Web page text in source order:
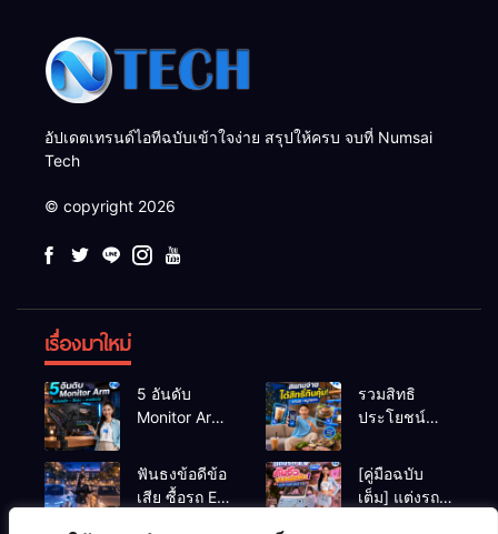
อัปเดตเทรนด์ไอทีฉบับเข้าใจง่าย สรุปให้ครบ จบที่ Numsai
Tech
© copyright 2026
เรื่องมาใหม่
5 อันดับ
Monitor Arm
แข็งแรง รับ
น้ำหนักจอ
โปรไฟล์สีตรง
รวมสิทธิ
ประโยชน์
หมูกระทะ เมื่อ
สแกนจ่ายด้วย
Virtual Bank
ฟันธงข้อดีข้อ
เสีย ซื้อรถ EV
[คู่มือฉบับ
เต็ม] แต่งรถ